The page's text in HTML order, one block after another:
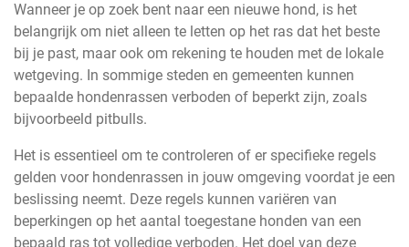
Wanneer je op zoek bent naar een nieuwe hond, is het
belangrijk om niet alleen te letten op het ras dat het beste
bij je past, maar ook om rekening te houden met de lokale
wetgeving. In sommige steden en gemeenten kunnen
bepaalde hondenrassen verboden of beperkt zijn, zoals
bijvoorbeeld pitbulls.
Het is essentieel om te controleren of er specifieke regels
gelden voor hondenrassen in jouw omgeving voordat je een
beslissing neemt. Deze regels kunnen variëren van
beperkingen op het aantal toegestane honden van een
bepaald ras tot volledige verboden. Het doel van deze